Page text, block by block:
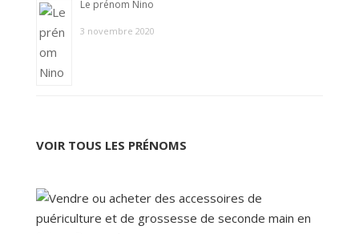
Le prénom Nino
3 novembre 2020
VOIR TOUS LES PRÉNOMS